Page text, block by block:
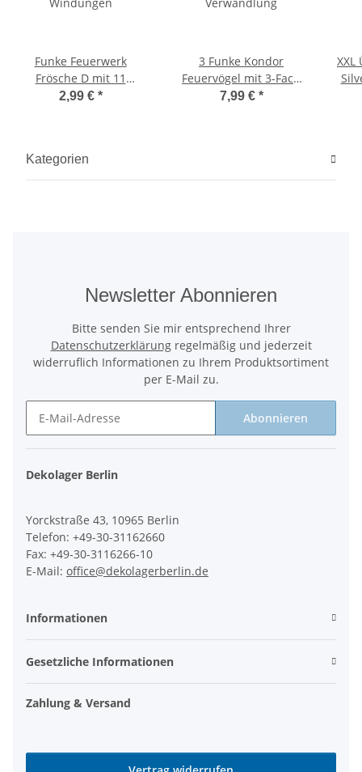
Funke Feuerwerk
Frösche D mit 11
Windungen
2,99 € *
3 Funke Kondor
Feuervögel mit 3-Fach
Verwandlung
7,99 € *
Kategorien
Newsletter Abonnieren
Bitte senden Sie mir entsprechend Ihrer
Datenschutzerklärungregelmäßig und jederzeit
widerruflich Informationen zu Ihrem Produktsortiment
per E-Mail zu.
Abonnieren
Dekolager Berlin
Yorckstraße 43, 10965 Berlin
Telefon: +49-30-31162660
Fax: +49-30-3116266-10
E-Mail: office@dekolagerberlin.de
Informationen
Gesetzliche Informationen
Zahlung & Versand